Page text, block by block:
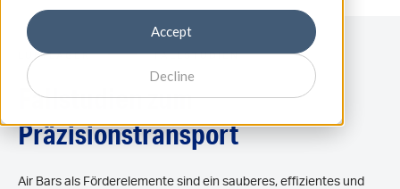
Accept
Decline
LUFTLAGER FALLSTUDIEN
Fallstudien zum
Präzisionstransport
Air Bars als Förderelemente sind ein sauberes, effizientes und